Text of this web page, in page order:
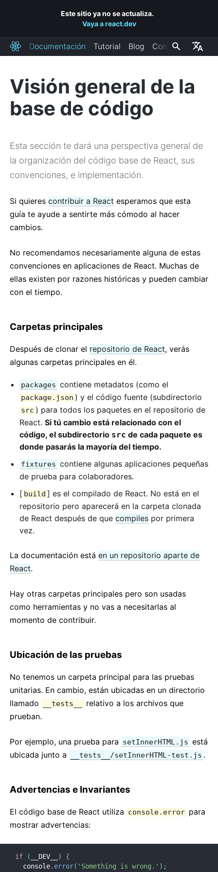
Este sitio ya no se actualiza.
Vaya a react.dev
ReactDocumentación Tutorial Blog Comunidad
Visión general de la
base de código
Esta sección te dará una perspectiva general de
la organización del código base de React, sus
convenciones, e implementación.
Si quieres contribuir a React esperamos que esta
guía te ayude a sentirte más cómodo al hacer
cambios.
No recomendamos necesariamente alguna de estas
convenciones en aplicaciones de React. Muchas de
ellas existen por razones históricas y pueden cambiar
con el tiempo.
Carpetas principales
Después de clonar el repositorio de React, verás
algunas carpetas principales en él.
packages contiene metadatos (como el
package.json ) y el código fuente (subdirectorio
src ) para todos los paquetes en el repositorio de
React. Si tú cambio está relacionado con el
código, el subdirectorio src de cada paquete es
donde pasarás la mayoría del tiempo.
fixtures contiene algunas aplicaciones pequeñas
de prueba para colaboradores.
[ build ] es el compilado de React. No está en el
repositorio pero aparecerá en la carpeta clonada
de React después de que compiles por primera
vez.
La documentación está en un repositorio aparte de
React.
Hay otras carpetas principales pero son usadas
como herramientas y no vas a necesitarlas al
momento de contribuir.
Ubicación de las pruebas
No tenemos un carpeta principal para las pruebas
unitarias. En cambio, están ubicadas en un directorio
llamado
__tests__
relativo a los archivos que
prueban.
Por ejemplo, una prueba para setInnerHTML.js está
ubicada junto a
__tests__/setInnerHTML-test.js .
Advertencias e Invariantes
El código base de React utiliza console.error para
mostrar advertencias:
if ( __DEV__ )
{
  console
. error( 'Something is wrong.' ) ;
INSTALACIÓN
Empezando
CDN Links
Canales de lanzamientos
1. Hola mundo
2. Presentando JSX
4. Componentes y propiedades
5. Estado y ciclo de vida
6. Manejando eventos
7. Renderizado condicional
9. Formularios
11. Composición vs. herencia
12. Pensando en React
GUÍAS AVANZADAS
Accesibilidad
División de código
Contexto
Límites de errores
Reenvío de refs
Fragmentos
Componentes de orden superior
Integración con otras bibliotecas
JSX en profundidad
Portales
Profiler
React sin JSX
Reconciliación
Referencias y el DOM
Comprobación de tipos estáticos
Verificación de tipos con PropTypes
Componentes no controlados
Web Components
React
React.Component
ReactDOMClient
Elementos DOM
Renderizador de prueba